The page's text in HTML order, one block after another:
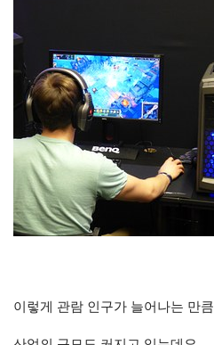
이렇게 관람 인구가 늘어나는 만큼